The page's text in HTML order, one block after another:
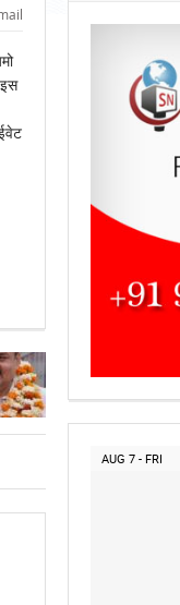
AUG 7 - FRI